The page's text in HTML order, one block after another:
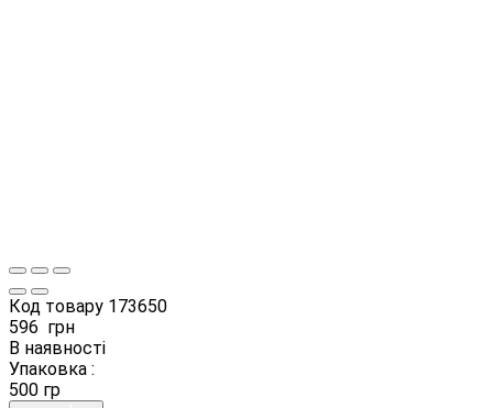
Код товару 173650
596 грн
В наявності
Упаковка :
500 гр